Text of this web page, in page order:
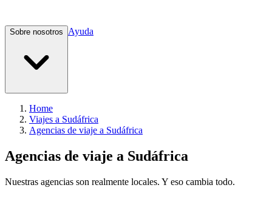
Sobre nosotros Ayuda
Home
Viajes a Sudáfrica
Agencias de viaje a Sudáfrica
Agencias de viaje a Sudáfrica
Nuestras agencias son realmente locales. Y eso cambia todo.